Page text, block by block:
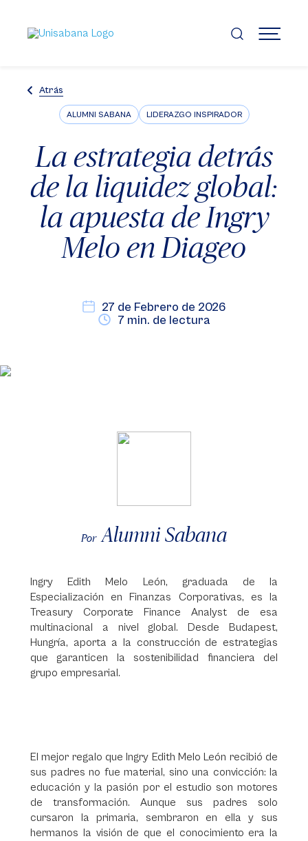
contenido
principal
MENÚ
Atrás
ALUMNI SABANA LIDERAZGO INSPIRADOR
La estrategia detrás
de la liquidez global:
la apuesta de Ingry
Melo en Diageo
27 de Febrero de 2026
7 min. de lectura
Por Alumni Sabana
Ingry Edith Melo León, graduada de la
Especialización en Finanzas Corporativas, es la
Treasury Corporate Finance Analyst de esa
multinacional a nivel global. Desde Budapest,
Hungría, aporta a la construcción de estrategias
que garanticen la sostenibilidad financiera del
grupo empresarial.
El mejor regalo que Ingry Edith Melo León recibió de
sus padres no fue material, sino una convicción: la
educación y la pasión por el estudio son motores
de transformación. Aunque sus padres solo
cursaron la primaria, sembraron en ella y sus
hermanos la visión de que el conocimiento era la